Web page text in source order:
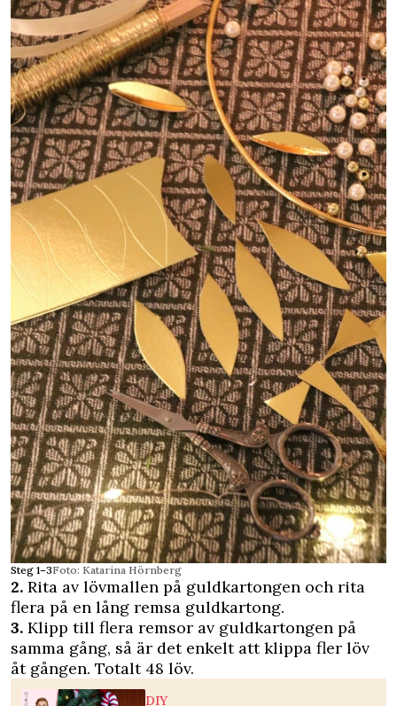
Steg 1–3Foto: Katarina Hörnberg
2. Rita av lövmallen på guldkartongen och rita
flera på en lång remsa guldkartong.
3. Klipp till flera remsor av guldkartongen på
samma gång, så är det enkelt att klippa fler löv
åt gången. Totalt 48 löv.
DIY